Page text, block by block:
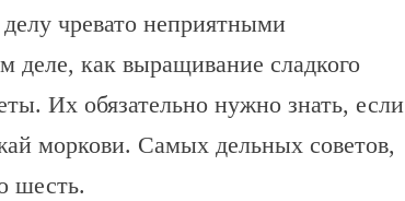
чревато неприятными
деле, как выращивание сладкого
Их обязательно нужно знать, если
моркови. Самых дельных советов,
шесть.